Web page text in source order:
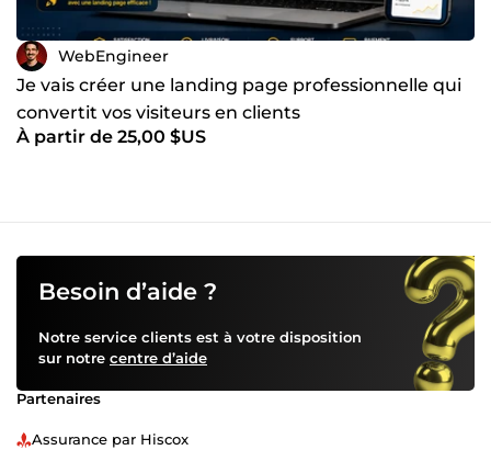
WebEngineer
Je vais créer une landing page professionnelle qui
convertit vos visiteurs en clients
À partir de 25,00 $US
Besoin d’aide ?
Notre service clients est à votre disposition
sur notre centre d’aide
Partenaires
Assurance par Hiscox